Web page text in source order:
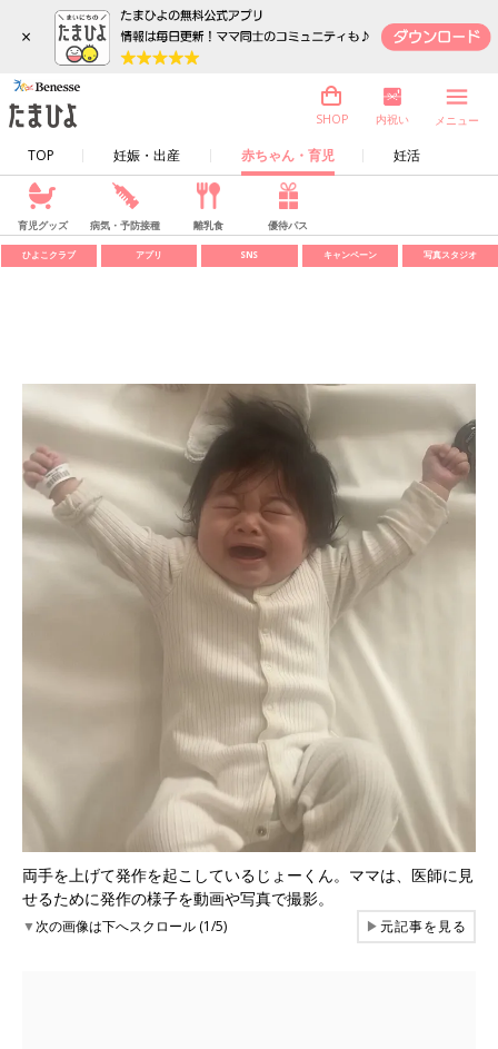
×
TOP 妊娠・出産 赤ちゃん・育児 妊活
SHOP 内祝い メニュー
育児グッズ 病気・予防接種 離乳食 優待パス
ひよこクラブ アプリ SNS キャンペーン 写真スタジオ
両手を上げて発作を起こしているじょーくん。ママは、医師に見
せるために発作の様子を動画や写真で撮影。
▼次の画像は下へスクロール (1/5) ▶元記事を見る